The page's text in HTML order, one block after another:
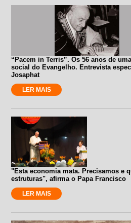
“Pacem in Terris”. Os 56 anos de
social do Evangelho. Entrevista
Josaphat
LER MAIS
"Esta economia mata. Precisamos e
estruturas", afirma o Papa Francisco
LER MAIS